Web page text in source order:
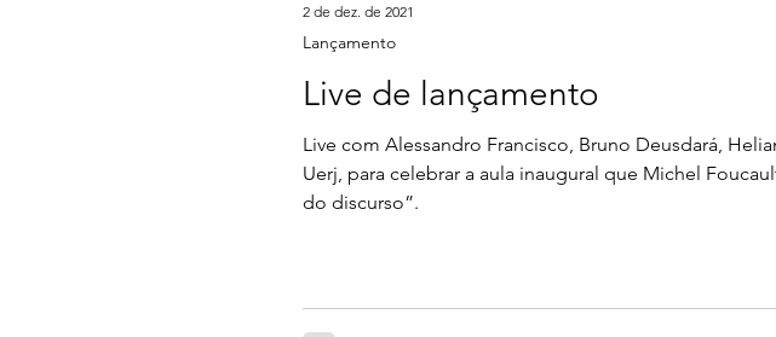
Live de lançamento
Live com Alessandro Francisco, Bruno Deusdará,
Uerj, para celebrar a aula inaugural que Michel
do discurso”.
Lançamento
2 de dez. de 2021